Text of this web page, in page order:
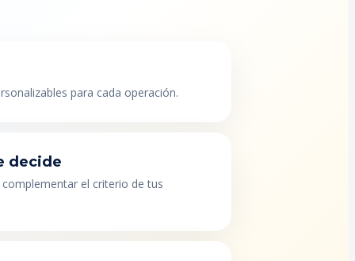
para cada operación.
decide
el criterio de tus